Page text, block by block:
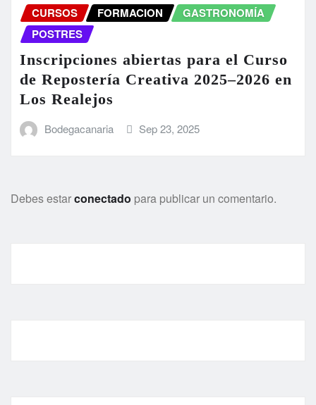
CURSOS FORMACION
GASTRONOMÍA
POSTRES
Inscripciones abiertas para el Curso
de Repostería Creativa 2025–2026 en
Los Realejos
Bodegacanaria Sep 23, 2025
Debes estarconectado para publicar un comentario.